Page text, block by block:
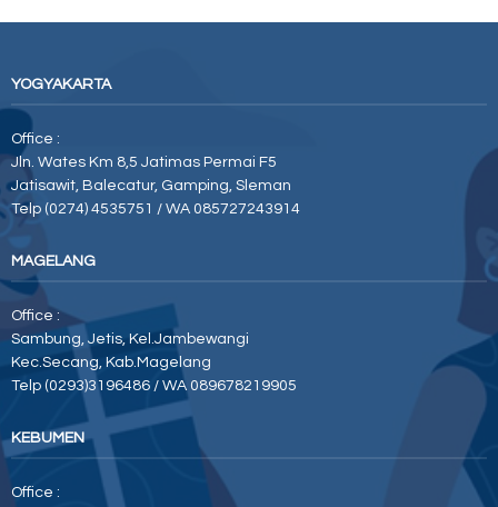
YOGYAKARTA
Office :
Jln. Wates Km 8,5 Jatimas Permai F5
Jatisawit, Balecatur, Gamping, Sleman
Telp (0274) 4535751 / WA 085727243914
MAGELANG
Office :
Sambung, Jetis, Kel.Jambewangi
Kec.Secang, Kab.Magelang
Telp (0293)3196486 / WA 089678219905
KEBUMEN
Office :